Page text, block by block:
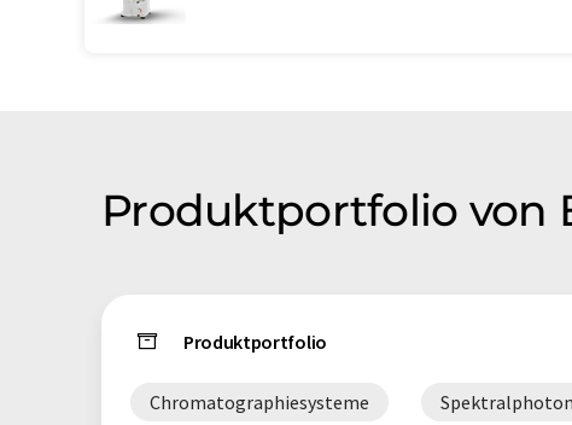
Produktportfolio von
Produktportfolio
Chromatographiesysteme